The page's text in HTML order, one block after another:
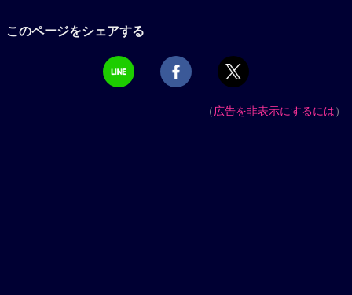
このページをシェアする
（広告を非表示にするには）